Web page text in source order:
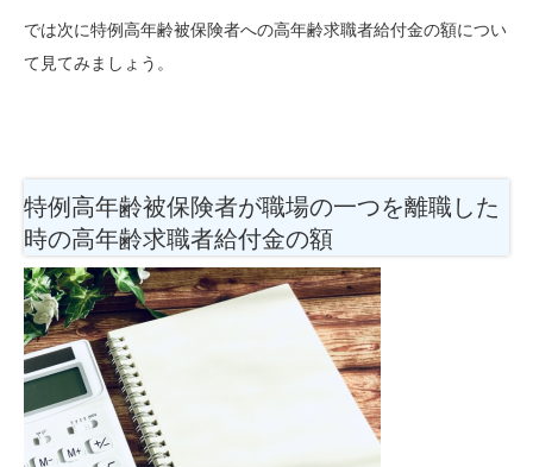
では次に特例高年齢被保険者への高年齢求職者給付金の額につい
て見てみましょう。
特例高年齢被保険者が職場の一つを離職した
時の高年齢求職者給付金の額